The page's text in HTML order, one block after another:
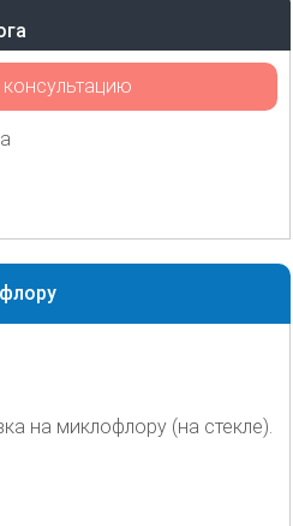
консультацию
на миклофлору (на стекле).